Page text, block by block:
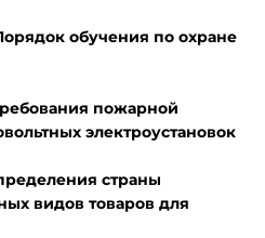
обучения по охране
пожарной
электроустановок
страны
видов товаров для